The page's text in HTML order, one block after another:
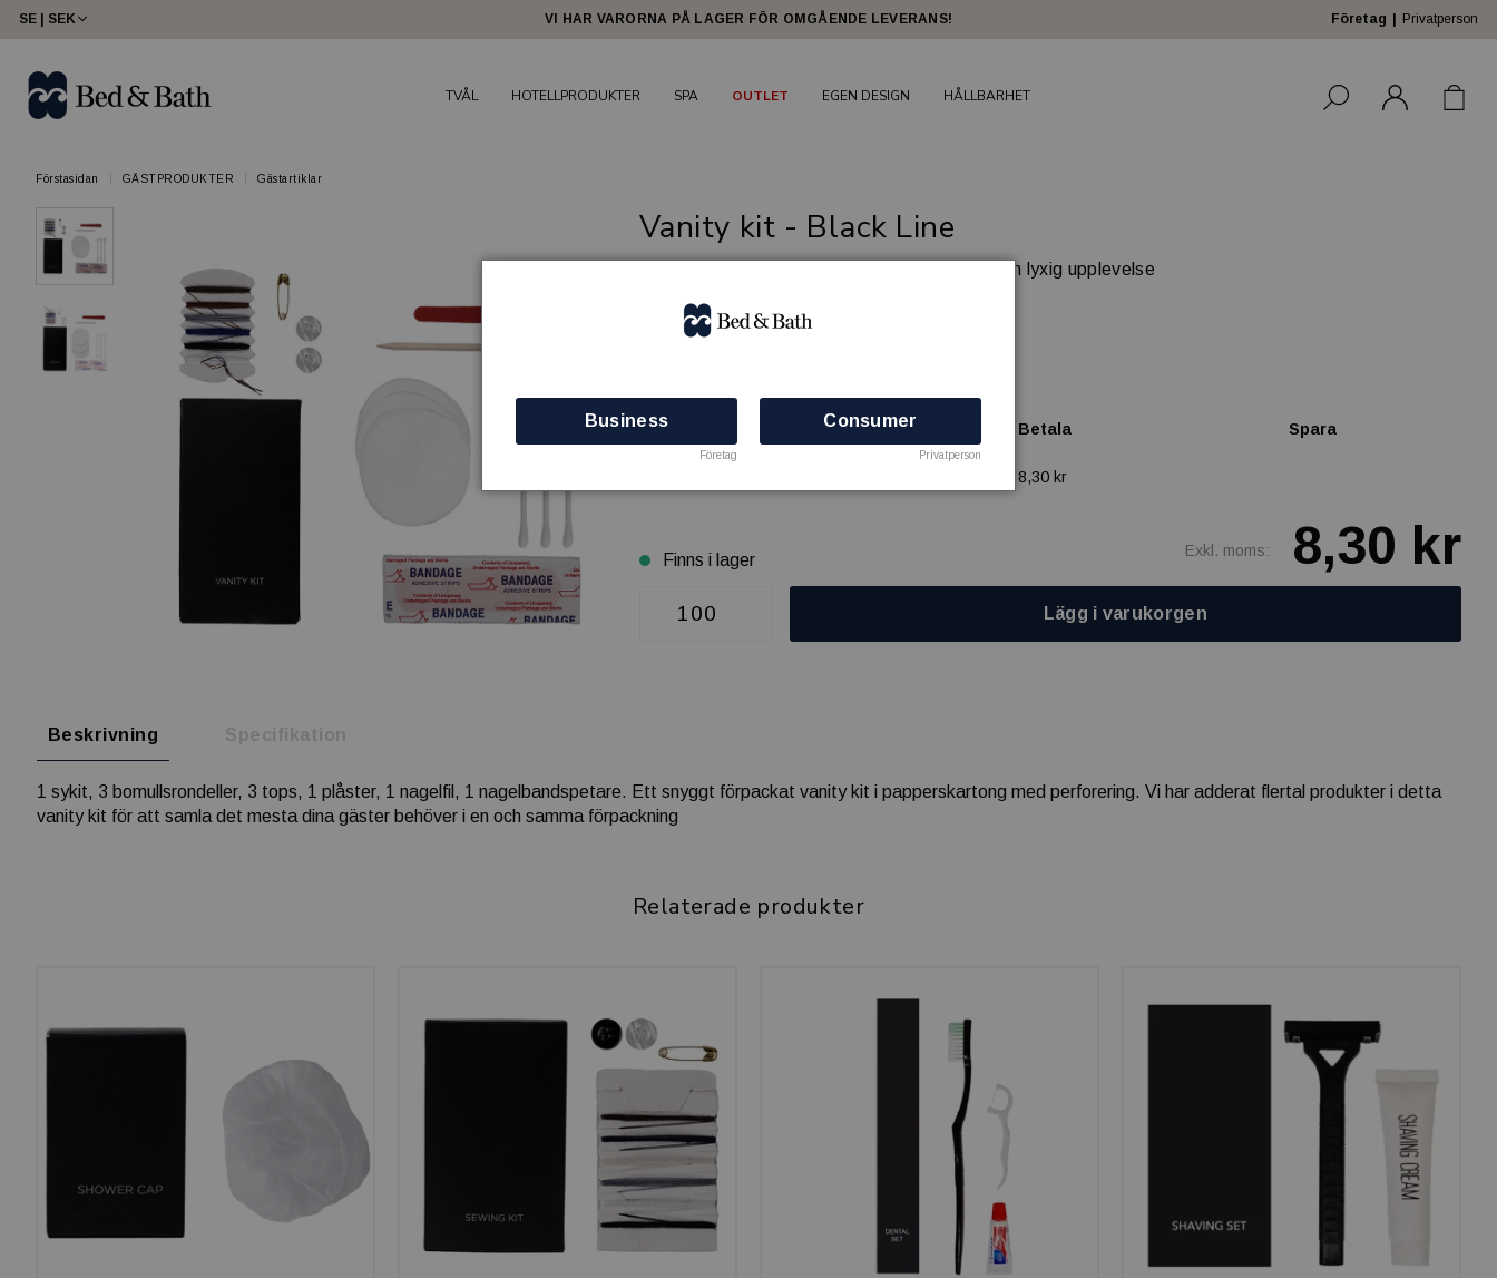
SE | SEK Företag Privatperson
VI HAR VARORNA PÅ LAGER FÖR OMGÅENDE LEVERANS!
TVÅL HOTELLPRODUKTER SPA OUTLET EGEN DESIGN HÅLLBARHET
Förstasidan GÄSTPRODUKTER Gästartiklar
Vanity kit - Black Line
Gästprodukter i hög kvalitet för en bekväm och lyxig upplevelse
BED & BATH
Artikelnr: 80031100
Köp Betala Spara
8,30 kr
Finns i lager Exkl. moms: 8,30 kr
Lägg i varukorgen
Beskrivning Specifikation
1 sykit, 3 bomullsrondeller, 3 tops, 1 plåster, 1 nagelfil, 1 nagelbandspetare. Ett snyggt förpackat vanity kit i papperskartong med perforering. Vi har adderat flertal produkter i detta
vanity kit för att samla det mesta dina gäster behöver i en och samma förpackning
Relaterade produkter
Business
Företag
Consumer
Privatperson